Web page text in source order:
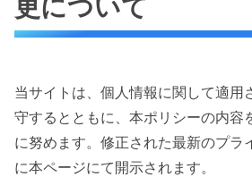
更について
当サイトは、個人情報に関して適用
守するとともに、本ポリシーの内容
に努めます。修正された最新のプラ
に本ページにて開示されます。